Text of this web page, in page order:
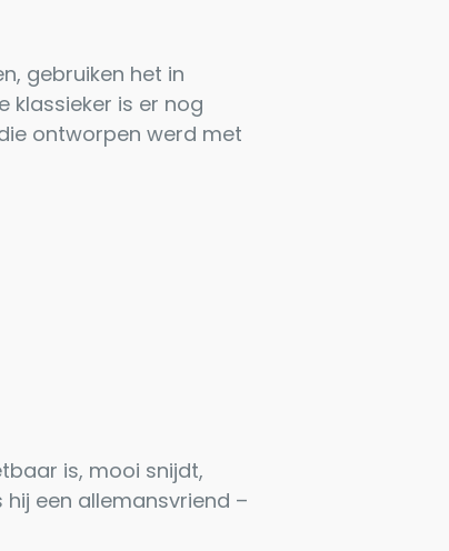
gebruiken het in
klassieker is er nog
ontworpen werd met
is, mooi snijdt,
een allemansvriend –